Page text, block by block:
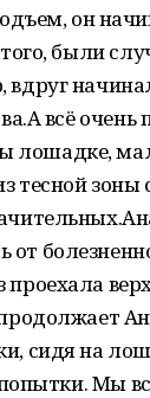
он
были
всё очень
лошадке,
тесной зоны
от
сидя на
Мы